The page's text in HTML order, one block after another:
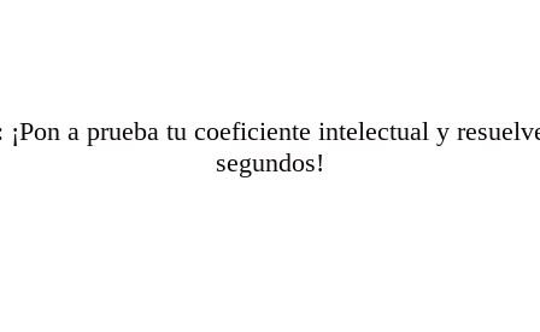
a prueba tu coeficiente intelectual y
segundos!